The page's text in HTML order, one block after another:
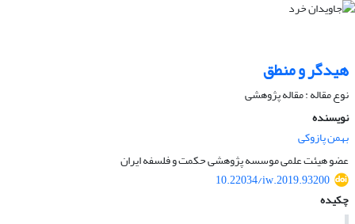
هیدگر و منطق
نوع مقاله : مقاله پژوهشی
نویسنده
بهمن پازوکی
عضو هیئت علمی موسسه پژوهشی حکمت و فلسفه ایران
10.22034/iw.2019.93200
چکیده